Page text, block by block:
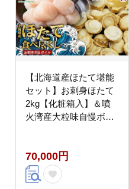
【北海道産ほたて堪能
セット】お刺身ほたて
2kg【化粧箱入】＆噴
火湾産大粒味自慢ボイ
＞ 海鮮丼 森町 ほたて
帆立 ホタテ 貝柱 海産
物 魚貝類 ふるさと納税
70,000円